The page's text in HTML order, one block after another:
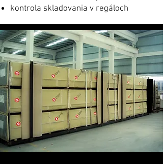
kontrola skladovania v regáloch